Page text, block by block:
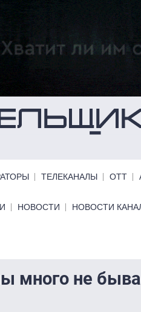
ТЕЛЕКАНАЛЫ ОТТ
НОВОСТИ НОВОСТИ
много не